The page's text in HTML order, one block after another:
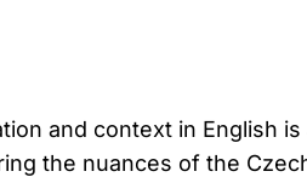
and context in English
the nuances of the